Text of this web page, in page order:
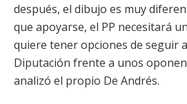
después, el dibujo es muy
que apoyarse, el PP necesitará
quiere tener opciones de seguir
Diputación frente a unos
analizó el propio De Andrés.